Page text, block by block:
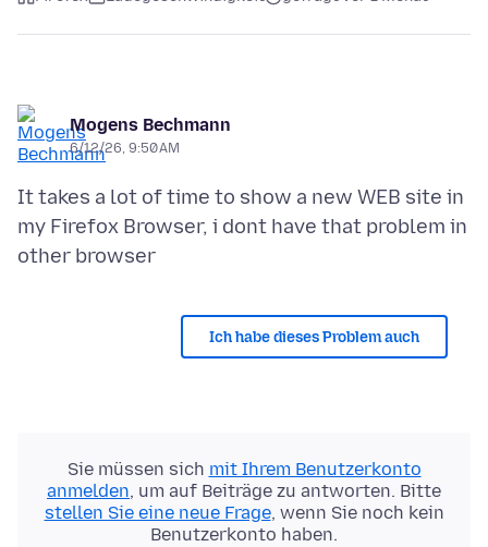
Mogens Bechmann
6/12/26, 9:50 AM
It takes a lot of time to show a new WEB site in
my Firefox Browser, i dont have that problem in
Ich habe dieses Problem auch
Sie müssen sich mit Ihrem Benutzerkonto
anmelden, um auf Beiträge zu antworten. Bitte
stellen Sie eine neue Frage, wenn Sie noch kein
Benutzerkonto haben.